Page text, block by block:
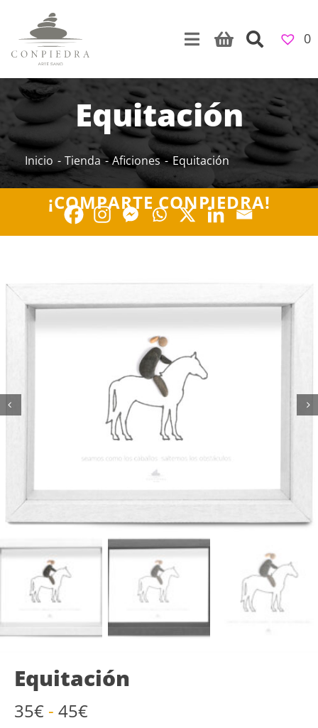
content
0
Equitación
Inicio Tienda Aficiones Equitación
¡COMPARTE CONPIEDRA!
Equitación
35€ - 45€Rango